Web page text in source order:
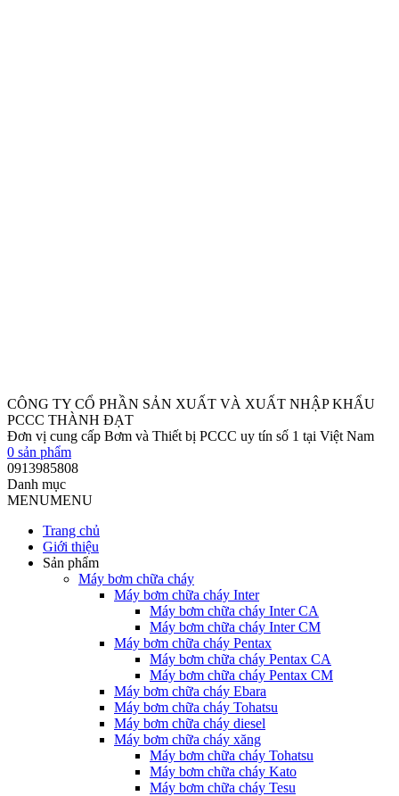
CÔNG TY CỔ PHẦN SẢN XUẤT VÀ XUẤT NHẬP KHẨU
PCCC THÀNH ĐẠT
Đơn vị cung cấp Bơm và Thiết bị PCCC uy tín số 1 tại Việt Nam
0 sản phẩm
0913985808
Danh mục
MENUMENU
Trang chủ
Giới thiệu
Sản phẩm
Máy bơm chữa cháy
Máy bơm chữa cháy Inter
Máy bơm chữa cháy Inter CA
Máy bơm chữa cháy Inter CM
Máy bơm chữa cháy Pentax
Máy bơm chữa cháy Pentax CA
Máy bơm chữa cháy Pentax CM
Máy bơm chữa cháy Ebara
Máy bơm chữa cháy Tohatsu
Máy bơm chữa cháy diesel
Máy bơm chữa cháy xăng
Máy bơm chữa cháy Tohatsu
Máy bơm chữa cháy Kato
Máy bơm chữa cháy Tesu